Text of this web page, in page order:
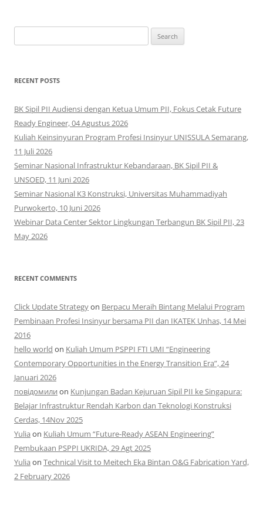
for:
RECENT POSTS
BK Sipil PII Audiensi dengan Ketua Umum PII, Fokus Cetak Future
Ready Engineer, 04 Agustus 2026
Kuliah Keinsinyuran Program Profesi Insinyur UNISSULA Semarang,
11 Juli 2026
Seminar Nasional Infrastruktur Kebandaraan, BK Sipil PII &
UNSOED, 11 Juni 2026
Seminar Nasional K3 Konstruksi, Universitas Muhammadiyah
Purwokerto, 10 Juni 2026
Webinar Data Center Sektor Lingkungan Terbangun BK Sipil PII, 23
May 2026
RECENT COMMENTS
Click Update Strategyon Berpacu Meraih Bintang Melalui Program
Pembinaan Profesi Insinyur bersama PII dan IKATEK Unhas, 14 Mei
2016
hello world on Kuliah Umum PSPPI FTI UMI “Engineering
Contemporary Opportunities in the Energy Transition Era”, 24
Januari 2026
повідомили on Kunjungan Badan Kejuruan Sipil PII ke Singapura:
Belajar Infrastruktur Rendah Karbon dan Teknologi Konstruksi
Cerdas, 14Nov 2025
Yulia on Kuliah Umum “Future-Ready ASEAN Engineering”
Pembukaan PSPPI UKRIDA, 29 Agt 2025
Yulia on Technical Visit to Meitech Eka Bintan O&G Fabrication Yard,
2 February 2026